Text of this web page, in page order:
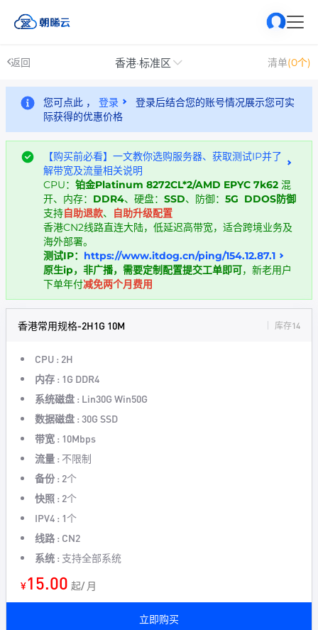
返回 香港·标准区 清单(0个)
您可点此 ， 登录
登录后结合您的账号情况展示您可实
际获得的优惠价格
【购买前必看】一文教你选购服务器、获取测试IP并了
解带宽及流量相关说明
CPU： 铂金Platinum 8272CL*2/AMD EPYC 7k62 混
开、内存： DDR4、硬盘： SSD、防御： 5G DDOS防御
支持自助退款、
自助升级配置
香港CN2线路直连大陆，低延迟高带宽，适合跨境业务及
海外部署。
测试IP： https://www.itdog.cn/ping/154.12.87.1
原生ip，非广播，需要定制配置提交工单即可，新老用户
下单年付减免两个月费用
香港常用规格-2H1G 10M 库存14
CPU : 2H
内存 : 1G DDR4
系统磁盘 : Lin30G Win50G
数据磁盘 : 30G SSD
带宽 : 10Mbps
流量 : 不限制
备份 : 2个
快照 : 2个
IPV4 : 1个
线路 : CN2
系统 : 支持全部系统
¥15.00 起/ 月
立即购买